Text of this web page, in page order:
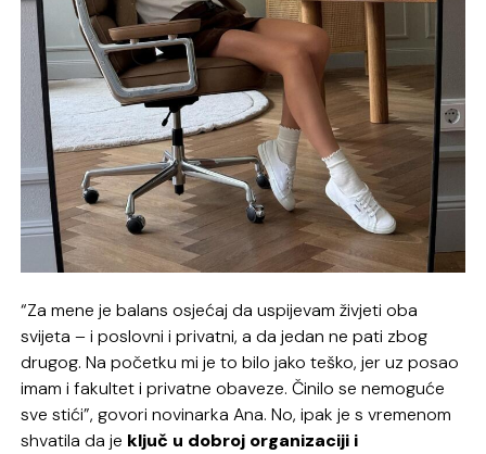
“Za mene je balans osjećaj da uspijevam živjeti oba
svijeta – i poslovni i privatni, a da jedan ne pati zbog
drugog. Na početku mi je to bilo jako teško, jer uz posao
imam i fakultet i privatne obaveze. Činilo se nemoguće
sve stići”, govori novinarka Ana. No, ipak je s vremenom
shvatila da je ključ u dobroj organizaciji i